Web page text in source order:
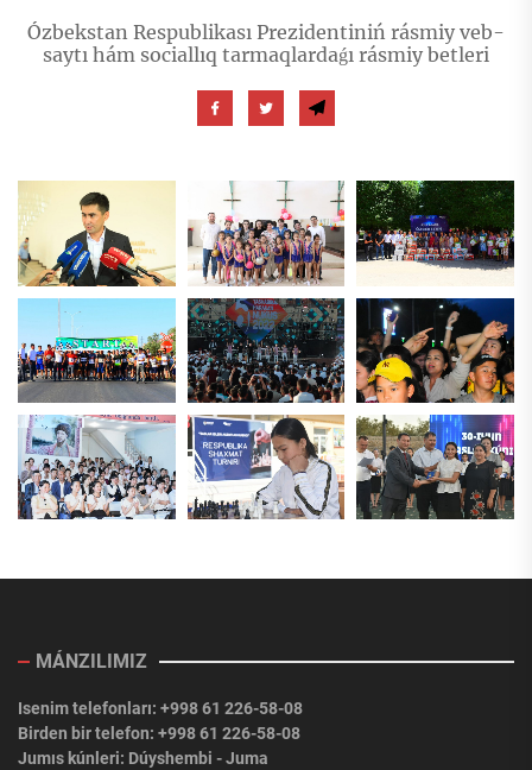
Ózbekstan Respublikası Prezidentiniń rásmiy veb-
saytı hám sociallıq tarmaqlardaǵı rásmiy betleri
MÁNZILIMIZ
Isenim telefonları: +998 61 226-58-08
Birden bir telefon: +998 61 226-58-08
Jumıs kúnleri: Dúyshembi - Juma